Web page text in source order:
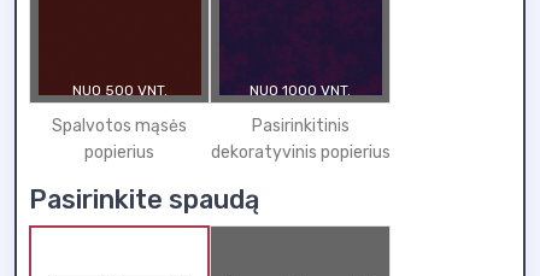
NUO 500 VNT.
Spalvotos mąsės
popierius
NUO 1000 VNT.
Pasirinkitinis
dekoratyvinis popierius
Pasirinkite spaudą